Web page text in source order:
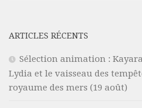
ARTICLES RÉCENTS
Sélection animation :
Lydia et le vaisseau des
royaume des mers (19 août)